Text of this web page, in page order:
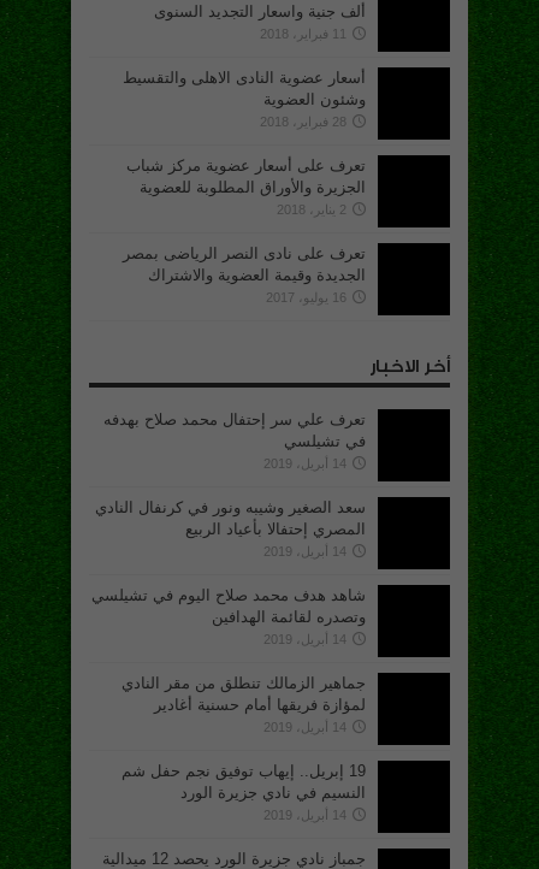
ألف جنية واسعار التجديد السنوى
11 فبراير، 2018
أسعار عضوية النادى الاهلى والتقسيط
وشئون العضوية
28 فبراير، 2018
تعرف على أسعار عضوية مركز شباب
الجزيرة والأوراق المطلوبة للعضوية
2 يناير، 2018
تعرف على نادى النصر الرياضى بمصر
الجديدة وقيمة العضوية والاشتراك
16 يوليو، 2017
أخر الاخبار
تعرف علي سر إحتفال محمد صلاح بهدفه
في تشيلسي
14 أبريل، 2019
سعد الصغير وشيبه ونور في كرنفال النادي
المصري إحتفالا بأعياد الربيع
14 أبريل، 2019
شاهد هدف محمد صلاح اليوم في تشيلسي
وتصدره لقائمة الهدافين
14 أبريل، 2019
جماهير الزمالك تنطلق من مقر النادي
لمؤازة فريقها أمام حسنية أغادير
14 أبريل، 2019
19 إبريل.. إيهاب توفيق نجم حفل شم
النسيم في نادي جزيرة الورد
14 أبريل، 2019
جمباز نادي جزيرة الورد يحصد 12 ميدالية